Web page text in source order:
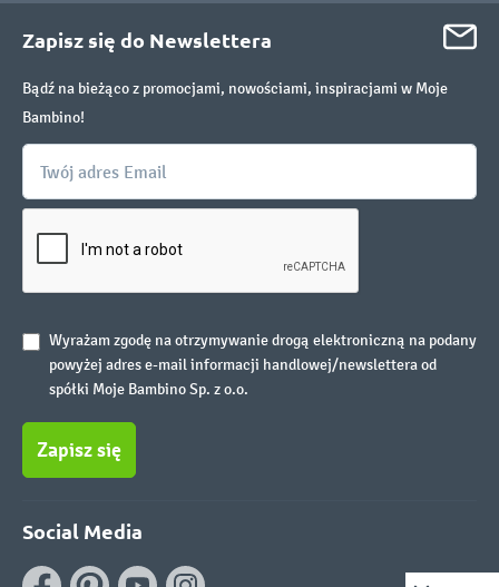
Zapisz się do Newslettera
Bądź na bieżąco z promocjami, nowościami, inspiracjami w Moje
Bambino!
Wyrażam zgodę na otrzymywanie drogą elektroniczną na podany
powyżej adres e-mail informacji handlowej/newslettera od
spółki Moje Bambino Sp. z o.o.
Zapisz się
Social Media